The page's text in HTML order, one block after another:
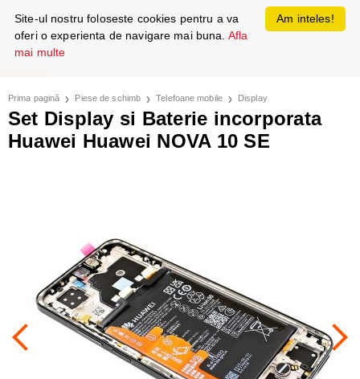
Prima pagină Piese de schimb Telefoane mobile Display
Set Display si Baterie incorporata
Huawei Huawei NOVA 10 SE
Am inteles!
Site-ul nostru foloseste cookies pentru a va
oferi o experienta de navigare mai buna. Afla
mai multe